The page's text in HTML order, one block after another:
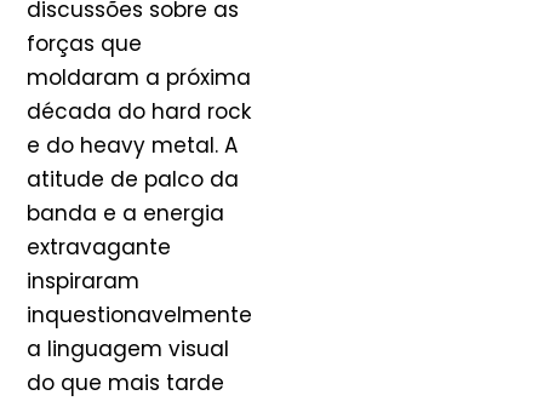
discussões sobre as
forças que
moldaram a próxima
década do hard rock
e do heavy metal. A
atitude de palco da
banda e a energia
extravagante
inspiraram
inquestionavelmente
a linguagem visual
do que mais tarde